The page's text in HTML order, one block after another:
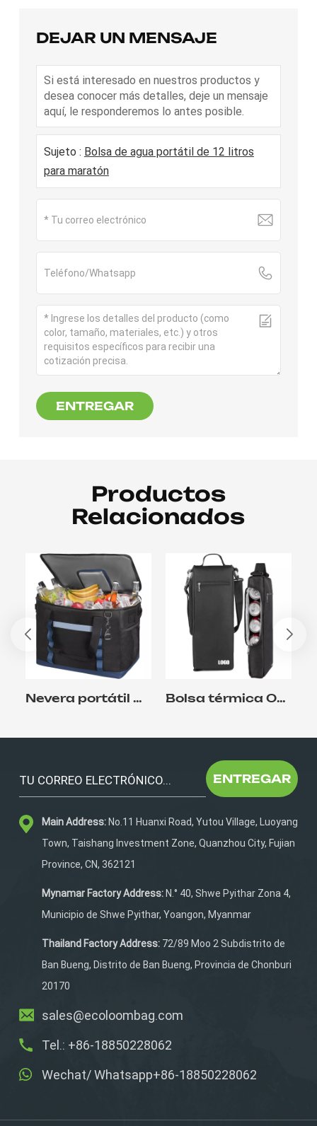
DEJAR UN MENSAJE
Si está interesado en nuestros productos y
desea conocer más detalles, deje un mensaje
aquí, le responderemos lo antes posible.
Sujeto : Bolsa de agua portátil de 12 litros
para maratón
ENTREGAR
Productos
Relacionados
Nevera portátil plegable, aislante y a prueba de fugas para viajes Bolsa térmica Oxford 600D para 6 latas
ENTREGAR
Main Address:No.11 Huanxi Road, Yutou Village, Luoyang
Town, Taishang Investment Zone, Quanzhou City, Fujian
Province, CN, 362121
Mynamar Factory Address:N.° 40, Shwe Pyithar Zona 4,
Municipio de Shwe Pyithar, Yoangon, Myanmar
Thailand Factory Address:72/89 Moo 2 Subdistrito de
Ban Bueng, Distrito de Ban Bueng, Provincia de Chonburi
20170
sales@ecoloombag.com
Tel.: +86-18850228062
Wechat/ Whatsapp+86-18850228062